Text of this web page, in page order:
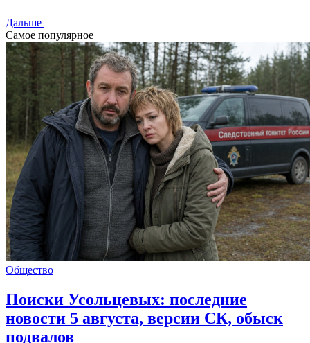
Дальше
Самое популярное
Общество
Поиски Усольцевых: последние
новости 5 августа, версии СК, обыск
подвалов